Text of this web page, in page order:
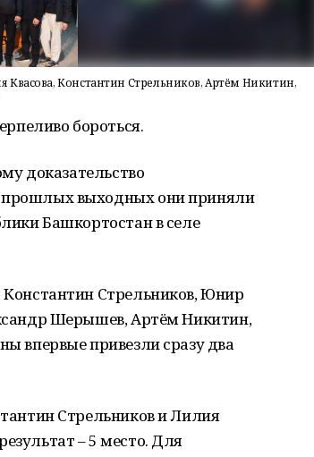
Квасова, Константин Стрельников, Артём Никитин,
бороться.
доказательство
прошлых выходных они приняли
Башкортостан в селе
Стрельников, Юнир
Шерышев, Артём Никитин,
впервые привезли сразу два
Стрельников и Лилия
– 5 место. Для